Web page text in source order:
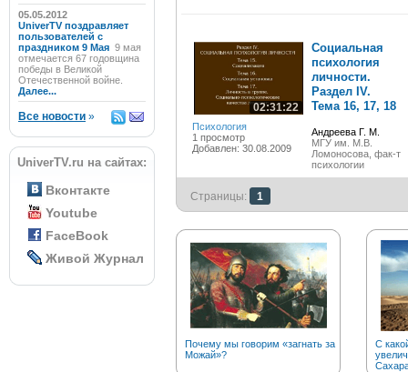
05.05.2012
UniverTV поздравляет
пользователей с
праздником 9 Мая 9 мая
отмечается 67 годовщина
победы в Великой
Отечественной войне.
Далее...
Все новости »
UniverTV.ru на сайтах:
Вконтакте
Youtube
FaceBook
Живой Журнал
02:31:22
Психология
1 просмотр
Добавлен: 30.08.2009
Социальная
психология
личности.
Раздел IV.
Тема 16, 17, 18
Андреева Г. М.
МГУ им. М.В.
Ломоносова, фак-т
психологии
Страницы: 1
Почему мы говорим «загнать за
Можай»?
С